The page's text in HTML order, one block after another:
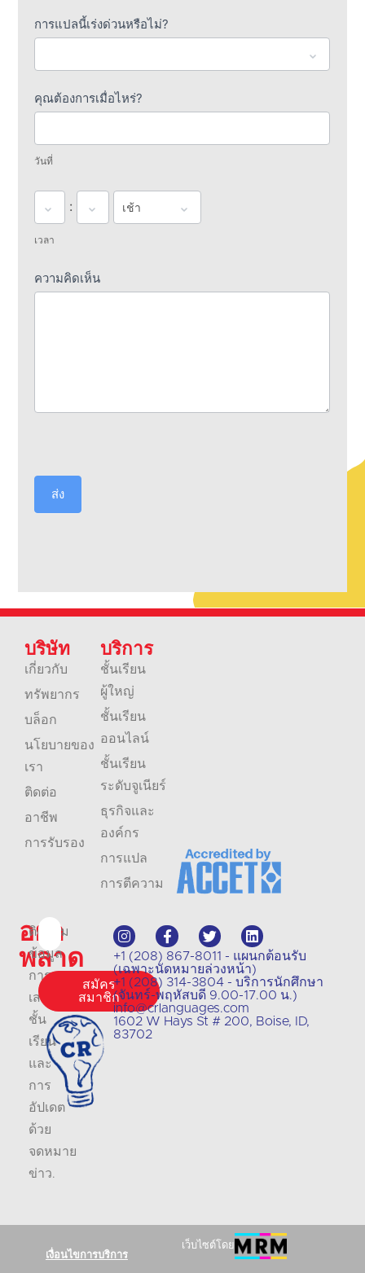
สำหรับ
การแปลนี้เร่งด่วนหรือไม่?
คุณต้องการเมื่อไหร่?
วันที่
:
เวลา
ความคิดเห็น
ส่ง
อย่า
พลาด
ติดตาม
ข้อมูล
การ
เสนอ
ชั้น
เรียน
และ
การ
อัปเดต
ด้วย
จดหมาย
ข่าว.
สมัคร
สมาชิก
+1 (208) 867-8011 - แผนกต้อนรับ
(เฉพาะนัดหมายล่วงหน้า)
+1 (208) 314-3804 - บริการนักศึกษา
(จันทร์-พฤหัสบดี 9.00-17.00 น.)
info@crlanguages.com
1602 W Hays St # 200, Boise, ID,
83702
บริษัท
เกี่ยวกับ
ทรัพยากร
บล็อก
นโยบายของ
เรา
ติดต่อ
อาชีพ
การรับรอง
บริการ
ชั้นเรียน
ผู้ใหญ่
ชั้นเรียน
ออนไลน์
ชั้นเรียน
ระดับจูเนียร์
ธุรกิจและ
องค์กร
การแปล
การตีความ
เงื่อนไขการบริการ
เว็บไซต์โดย